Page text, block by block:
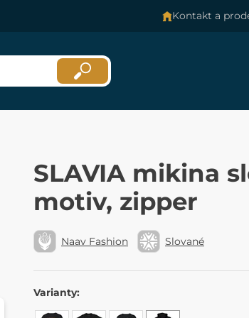
Kontakt a
SLAVIA mikina
motiv, zipper
Naav Fashion Slované
Varianty: